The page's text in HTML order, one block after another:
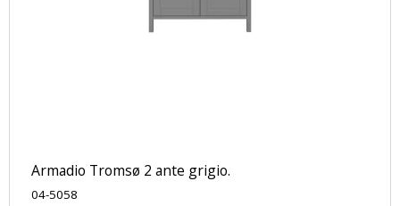
Armadio Tromsø 2 ante grigio.
04-5058